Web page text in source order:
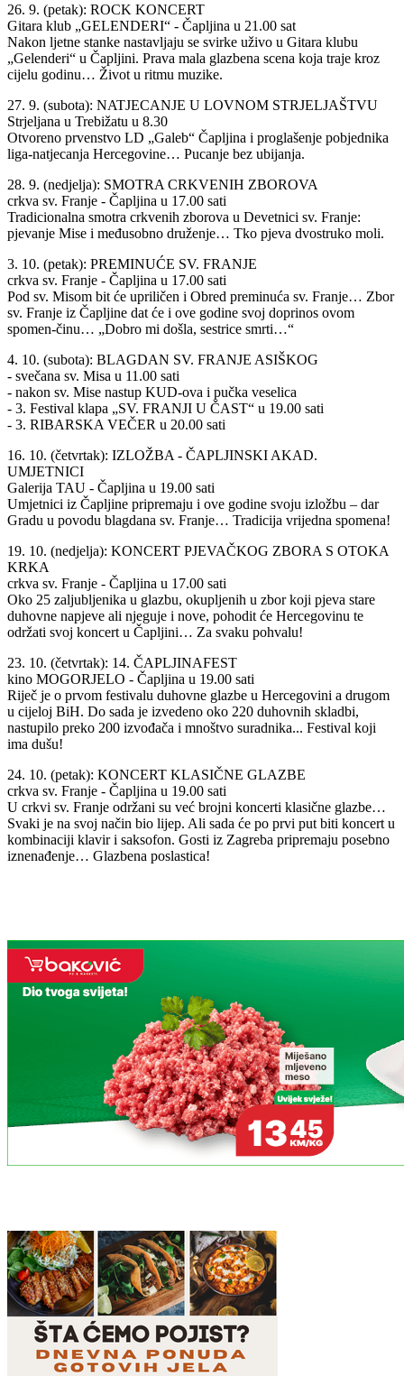
26. 9. (petak): ROCK KONCERT
Gitara klub „GELENDERI“ - Čapljina u 21.00 sat
Nakon ljetne stanke nastavljaju se svirke uživo u Gitara klubu
„Gelenderi“ u Čapljini. Prava mala glazbena scena koja traje kroz
cijelu godinu… Život u ritmu muzike.
27. 9. (subota): NATJECANJE U LOVNOM STRJELJAŠTVU
Strjeljana u Trebižatu u 8.30
Otvoreno prvenstvo LD „Galeb“ Čapljina i proglašenje pobjednika
liga-natjecanja Hercegovine… Pucanje bez ubijanja.
28. 9. (nedjelja): SMOTRA CRKVENIH ZBOROVA
crkva sv. Franje - Čapljina u 17.00 sati
Tradicionalna smotra crkvenih zborova u Devetnici sv. Franje:
pjevanje Mise i međusobno druženje… Tko pjeva dvostruko moli.
3. 10. (petak): PREMINUĆE SV. FRANJE
crkva sv. Franje - Čapljina u 17.00 sati
Pod sv. Misom bit će upriličen i Obred preminuća sv. Franje… Zbor
sv. Franje iz Čapljine dat će i ove godine svoj doprinos ovom
spomen-činu… „Dobro mi došla, sestrice smrti…“
4. 10. (subota): BLAGDAN SV. FRANJE ASIŠKOG
- svečana sv. Misa u 11.00 sati
- nakon sv. Mise nastup KUD-ova i pučka veselica
- 3. Festival klapa „SV. FRANJI U ČAST“ u 19.00 sati
- 3. RIBARSKA VEČER u 20.00 sati
16. 10. (četvrtak): IZLOŽBA - ČAPLJINSKI AKAD.
UMJETNICI
Galerija TAU - Čapljina u 19.00 sati
Umjetnici iz Čapljine pripremaju i ove godine svoju izložbu – dar
Gradu u povodu blagdana sv. Franje… Tradicija vrijedna spomena!
19. 10. (nedjelja): KONCERT PJEVAČKOG ZBORA S OTOKA
KRKA
crkva sv. Franje - Čapljina u 17.00 sati
Oko 25 zaljubljenika u glazbu, okupljenih u zbor koji pjeva stare
duhovne napjeve ali njeguje i nove, pohodit će Hercegovinu te
održati svoj koncert u Čapljini… Za svaku pohvalu!
23. 10. (četvrtak): 14. ČAPLJINAFEST
kino MOGORJELO - Čapljina u 19.00 sati
Riječ je o prvom festivalu duhovne glazbe u Hercegovini a drugom
u cijeloj BiH. Do sada je izvedeno oko 220 duhovnih skladbi,
nastupilo preko 200 izvođača i mnoštvo suradnika... Festival koji
ima dušu!
24. 10. (petak): KONCERT KLASIČNE GLAZBE
crkva sv. Franje - Čapljina u 19.00 sati
U crkvi sv. Franje održani su već brojni koncerti klasične glazbe…
Svaki je na svoj način bio lijep. Ali sada će po prvi put biti koncert u
kombinaciji klavir i saksofon. Gosti iz Zagreba pripremaju posebno
iznenađenje… Glazbena poslastica!